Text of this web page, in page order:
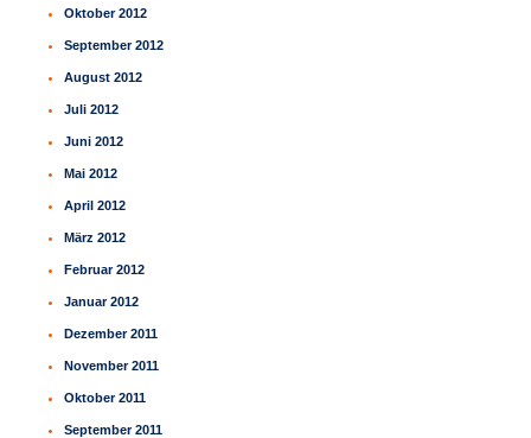
Oktober 2012
September 2012
August 2012
Juli 2012
Juni 2012
Mai 2012
April 2012
März 2012
Februar 2012
Januar 2012
Dezember 2011
November 2011
Oktober 2011
September 2011